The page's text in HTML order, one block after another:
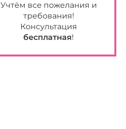
Учтём все пожелания и
требования!
Консультация
бесплатная!